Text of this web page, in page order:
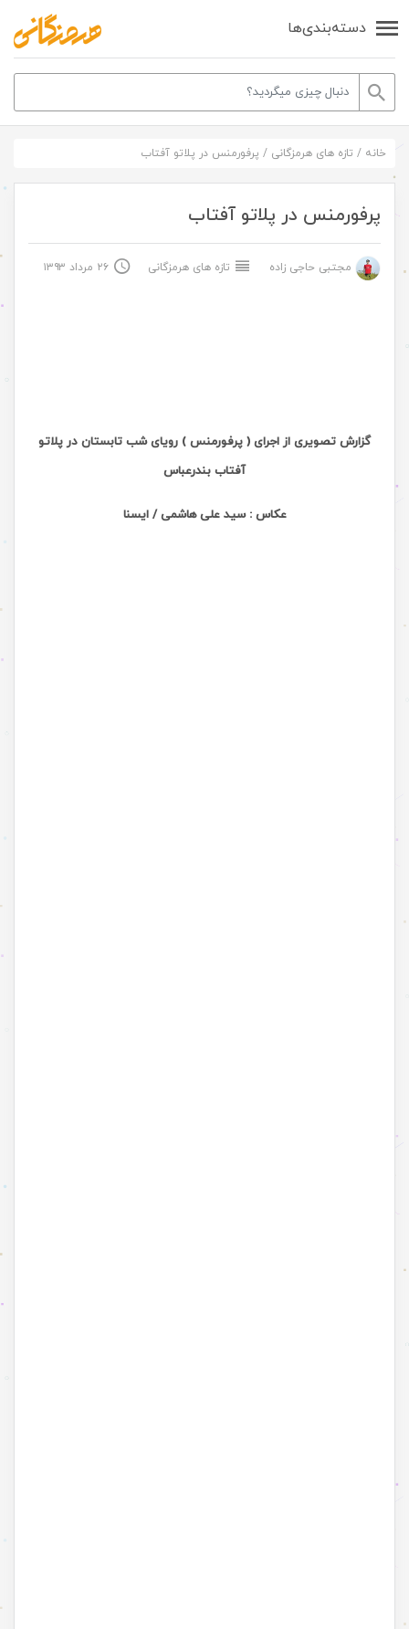
دسته‌بندی‌ها
خانه / تازه های هرمزگانی / پرفورمنس در پلاتو آفتاب
پرفورمنس در پلاتو آفتاب
مجتبی حاجی زاده تازه های هرمزگانی ۲۶ مرداد ۱۳۹۳
گزارش تصویری از اجرای ( پرفورمنس ) رویای شب تابستان در پلاتو
آفتاب بندرعباس
عکاس : سید علی هاشمی / ایسنا